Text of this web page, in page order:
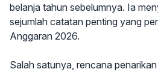
belanja tahun sebelumnya. Ia
sejumlah catatan penting yang
Anggaran 2026.
Salah satunya, rencana